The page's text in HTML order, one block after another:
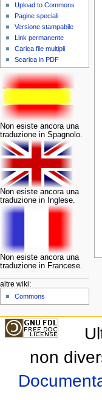
Upload to Commons
Pagine speciali
Versione stampabile
Link permanente
Carica file multipli
Scarica in PDF
Non esiste ancora una
traduzione in Spagnolo.
Non esiste ancora una
traduzione in Inglese.
Non esiste ancora una
traduzione in Francese.
altre wiki:
Commons
non